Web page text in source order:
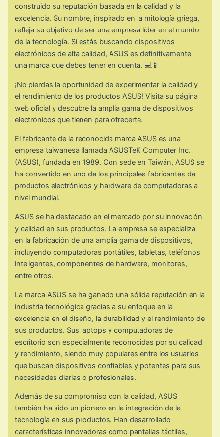
construido su reputación basada en la calidad y la
excelencia. Su nombre, inspirado en la mitología griega,
refleja su objetivo de ser una empresa líder en el mundo
de la tecnología. Si estás buscando dispositivos
electrónicos de alta calidad, ASUS es definitivamente
una marca que debes tener en cuenta. 💻📱
¡No pierdas la oportunidad de experimentar la calidad y
el rendimiento de los productos ASUS! Visita su página
web oficial y descubre la amplia gama de dispositivos
electrónicos que tienen para ofrecerte.
El fabricante de la reconocida marca ASUS es una
empresa taiwanesa llamada ASUSTeK Computer Inc.
(ASUS), fundada en 1989. Con sede en Taiwán, ASUS se
ha convertido en uno de los principales fabricantes de
productos electrónicos y hardware de computadoras a
nivel mundial.
ASUS se ha destacado en el mercado por su innovación
y calidad en sus productos. La empresa se especializa
en la fabricación de una amplia gama de dispositivos,
incluyendo computadoras portátiles, tabletas, teléfonos
inteligentes, componentes de hardware, monitores,
entre otros.
La marca ASUS se ha ganado una sólida reputación en la
industria tecnológica gracias a su enfoque en la
excelencia en el diseño, la durabilidad y el rendimiento de
sus productos. Sus laptops y computadoras de
escritorio son especialmente reconocidas por su calidad
y rendimiento, siendo muy populares entre los usuarios
que buscan dispositivos confiables y potentes para sus
necesidades diarias o profesionales.
Además de su compromiso con la calidad, ASUS
también ha sido un pionero en la integración de la
tecnología en sus productos. Han desarrollado
características innovadoras como pantallas táctiles,